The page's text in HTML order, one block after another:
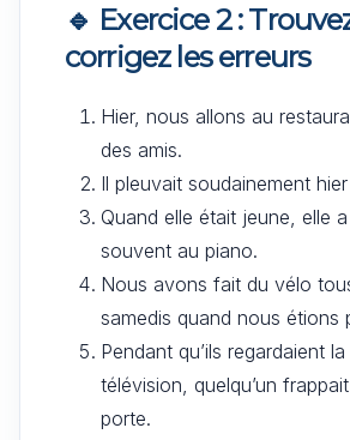
🔹 Exercice 2 :
corrigez les erreurs
Hier, nous allons au
des amis.
Il pleuvait soudainement
Quand elle était jeune, elle
souvent au piano.
Nous avons fait du vélo
samedis quand nous étions
Pendant qu’ils regardaient la
télévision, quelqu’un
porte.